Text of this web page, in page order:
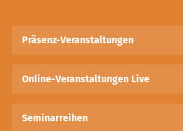
Präsenz-Veranstaltungen
Online-Veranstaltungen Live
Seminarreihen